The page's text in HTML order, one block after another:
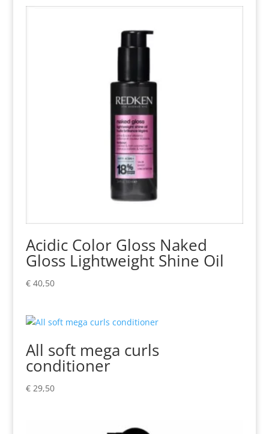
Acidic Color Gloss Naked
Gloss Lightweight Shine Oil
€40,50
All soft mega curls
conditioner
€29,50